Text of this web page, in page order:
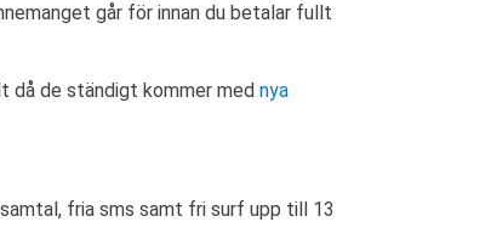
går för innan du betalar fullt
då de ständigt kommer med nya
fria sms samt fri surf upp till 13